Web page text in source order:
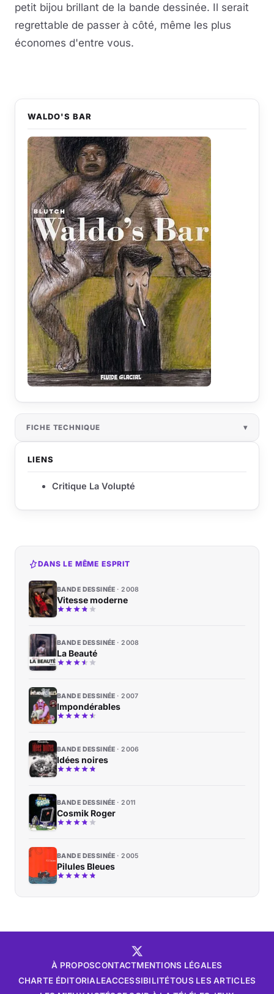
petit bijou brillant de la bande dessinée. Il serait
regrettable de passer à côté, même les plus
économes d'entre vous.
WALDO'S BAR
FICHE TECHNIQUE
LIENS
Critique La Volupté
DANS LE MÊME ESPRIT
BANDE DESSINÉE 2008
Vitesse moderne
BANDE DESSINÉE 2008
La Beauté
BANDE DESSINÉE 2007
Impondérables
BANDE DESSINÉE 2006
Idées noires
BANDE DESSINÉE 2011
Cosmik Roger
BANDE DESSINÉE 2005
Pilules Bleues
À PROPOSCONTACTMENTIONS LÉGALES
CHARTE ÉDITORIALEACCESSIBILITÉTOUS LES ARTICLES